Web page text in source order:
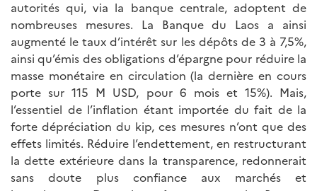
autorités qui, via la banque centrale, adoptent de
nombreuses mesures. La Banque du Laos a ainsi
augmenté le taux d’intérêt sur les dépôts de 3 à 7,5%,
ainsi qu’émis des obligations d’épargne pour réduire la
masse monétaire en circulation (la dernière en cours
porte sur 115 M USD, pour 6 mois et 15%). Mais,
l’essentiel de l’inflation étant importée du fait de la
forte dépréciation du kip, ces mesures n’ont que des
effets limités. Réduire l’endettement, en restructurant
la dette extérieure dans la transparence, redonnerait
sans doute plus confiance aux marchés et